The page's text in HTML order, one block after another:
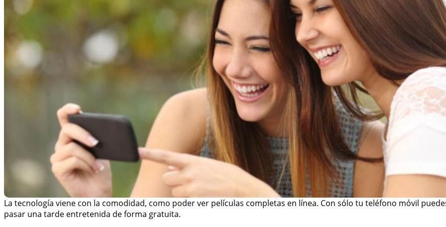
La tecnología viene con la comodidad, como poder ver películas completas en línea. Con sólo tu teléfono móvil
pasar una tarde entretenida de forma gratuita.